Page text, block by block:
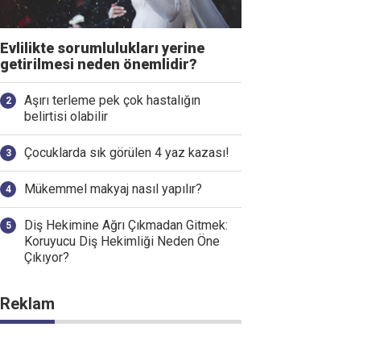
Evlilikte sorumlulukları yerine
getirilmesi neden önemlidir?
Aşırı terleme pek çok hastalığın
belirtisi olabilir
Çocuklarda sık görülen 4 yaz kazası!
Mükemmel makyaj nasıl yapılır?
Diş Hekimine Ağrı Çıkmadan Gitmek:
Koruyucu Diş Hekimliği Neden Öne
Çıkıyor?
Reklam